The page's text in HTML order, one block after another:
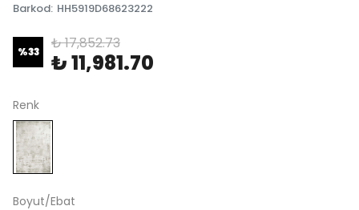
Barkod: HH5919D68623222
%33 ₺ 17,852.73
₺ 11,981.70
Renk
Boyut/Ebat